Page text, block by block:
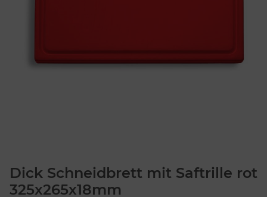
Dick Schneidbrett mit Saftrille rot
325x265x18mm